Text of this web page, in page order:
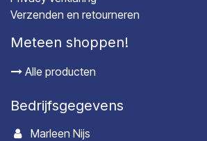
Verzenden en retourneren
Meteen shoppen!
Alle producten
Bedrijfsgegevens
Marleen Nijs